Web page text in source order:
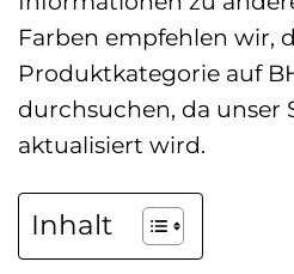
Farben empfehlen wir,
Produktkategorie auf
durchsuchen, da unser
aktualisiert wird.
Inhalt